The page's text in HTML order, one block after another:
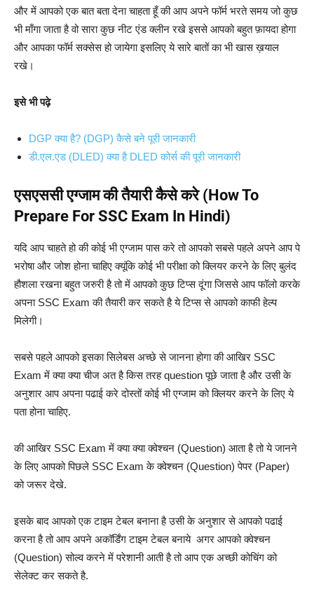
और में आपको एक बात बता देना चाहता हूँ की आप अपने फॉर्म भरते समय जो कुछ
भी माँगा जाता है वो सारा कुछ नीट एंड क्लीन रखे इससे आपको बहुत फ़ायदा होगा
और आपका फॉर्म सक्सेस हो जायेगा इसलिए ये सारे बातों का भी खास ख़याल
रखे।
इसे भी पढ़े
DGP क्या है? (DGP) कैसे बने पूरी जानकारी
डी.एल.एड (DLED) क्या है DLED कोर्स की पूरी जानकारी
एसएससी एग्जाम की तैयारी कैसे करे (How To
Prepare For SSC Exam In Hindi)
यदि आप चाहते हो की कोई भी एग्जाम पास करे तो आपको सबसे पहले अपने आप पे
भरोषा और जोश होना चाहिए क्यूंकि कोई भी परीक्षा को क्लियर करने के लिए बुलंद
हौशला रखना बहुत जरुरी है तो में आपको कुछ टिप्स दूंगा जिससे आप फॉलो करके
अपना SSC Exam की तैयारी कर सकते है ये टिप्स से आपको काफी हेल्प
मिलेगी।
सबसे पहले आपको इसका सिलेबस अच्छे से जानना होगा की आखिर SSC
Exam में क्या क्या चीज अत है किस तरह question पूछे जाता है और उसी के
अनुशार आप अपना पढाई करे दोस्तों कोई भी एग्जाम को क्लियर करने के लिए ये
पता होना चाहिए.
की आखिर SSC Exam में क्या क्या क्वेश्चन (Question) आता है तो ये जानने
के लिए आपको पिछले SSC Exam के क्वेश्चन (Question) पेपर (Paper)
को जरूर देखे.
इसके बाद आपको एक टाइम टेबल बनाना है उसी के अनुशार से आपको पढाई
करना है तो आप अपने अकॉर्डिंग टाइम टेबल बनाये अगर आपको क्वेश्चन
(Question) सोल्व करने में परेशानी आती है तो आप एक अच्छी कोचिंग को
सेलेक्ट कर सकते है.